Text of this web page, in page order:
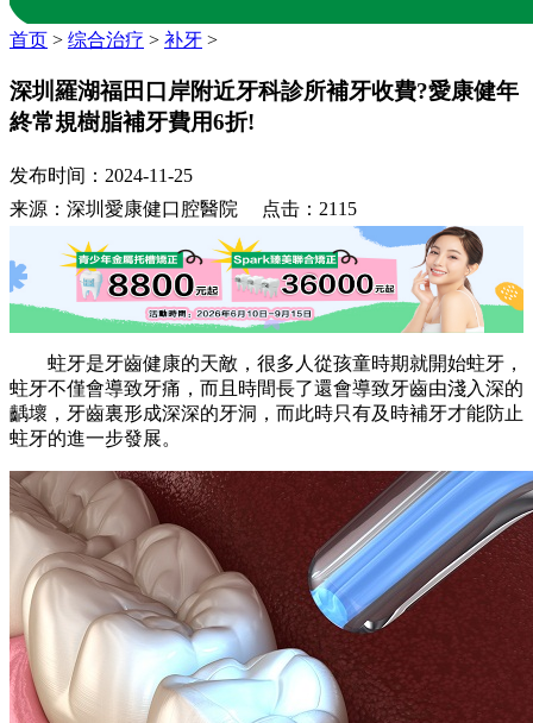
首页 > 综合治疗 > 补牙 >
深圳羅湖福田口岸附近牙科診所補牙收費?愛康健年
終常規樹脂補牙費用6折!
发布时间：2024-11-25
来源：深圳愛康健口腔醫院 点击：2115
蛀牙是牙齒健康的天敵，很多人從孩童時期就開始蛀牙，
蛀牙不僅會導致牙痛，而且時間長了還會導致牙齒由淺入深的
齲壞，牙齒裏形成深深的牙洞，而此時只有及時補牙才能防止
蛀牙的進一步發展。